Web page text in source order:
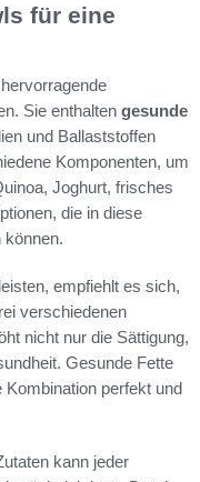
für eine
Sie enthalten gesunde
und Ballaststoffen
Komponenten, um
Joghurt, frisches
die in diese
können.
empfiehlt es sich,
verschiedenen
nicht nur die Sättigung,
Gesunde Fette
perfekt und
kann jeder